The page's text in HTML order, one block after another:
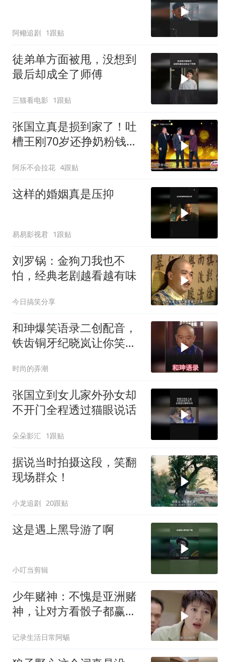
阿鳓追剧 1跟贴
徒弟单方面被甩，没想到
最后却成全了师傅
三猫看电影 1跟贴
张国立真是损到家了！吐
槽王刚70岁还挣奶粉钱，
阿乐不会拉花 4跟贴
这样的婚姻真是压抑
易易影视君 1跟贴
刘罗锅：金狗刀我也不
怕，经典老剧越看越有味
今日搞笑分享
和珅爆笑语录二创配音，
铁齿铜牙纪晓岚让你笑到
时尚的弄潮
张国立到女儿家外孙女却
不开门全程透过猫眼说话
朵朵影汇 1跟贴
据说当时拍摄这段，笑翻
现场群众！
小龙追剧 20跟贴
这是遇上黑导游了啊
小叮当剪辑
少年赌神：不愧是亚洲赌
神，让对方看骰子都赢不
记录生活日常阿蜴